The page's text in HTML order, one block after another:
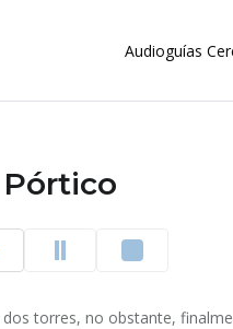
Audioguías
Pórtico
torres, no obstante,